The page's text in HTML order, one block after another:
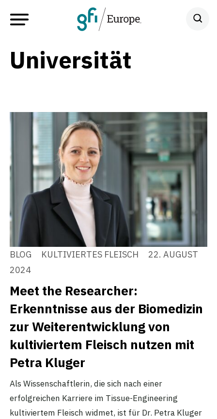
Universität
BLOG KULTIVIERTES FLEISCH
22. AUGUST
2024
Meet the Researcher:
Erkenntnisse aus der Biomedizin
zur Weiterentwicklung von
kultiviertem Fleisch nutzen mit
Petra Kluger
Als Wissenschaftlerin, die sich nach einer
erfolgreichen Karriere im Tissue-Engineering
kultiviertem Fleisch widmet, ist für Dr. Petra Kluger